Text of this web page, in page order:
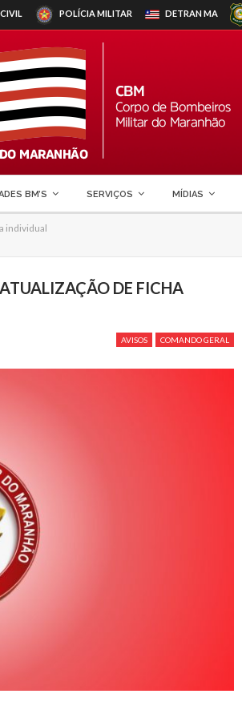
POLÍCIA MILITAR DETRANMA
BM’S SERVIÇOS MÍDIAS
individual
DE FICHA
AVISOS COMANDO GERAL